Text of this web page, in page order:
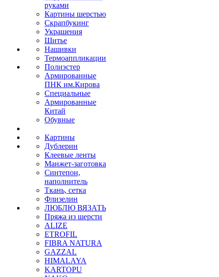
руками
Картины шерстью
Скрапбукинг
Украшения
Шитье
Нашивки
Термоаппликации
Полиэстер
Армированные
ПНК им.Кирова
Специальные
Армированные
Китай
Обувные
Картины
Дублерин
Клеевые ленты
Манжет-заготовка
Синтепон,
наполнитель
Ткань, сетка
Флизелин
ЛЮБЛЮ ВЯЗАТЬ
Пряжа из шерсти
ALIZE
ETROFIL
FIBRA NATURA
GAZZAL
HIMALAYA
KARTOPU